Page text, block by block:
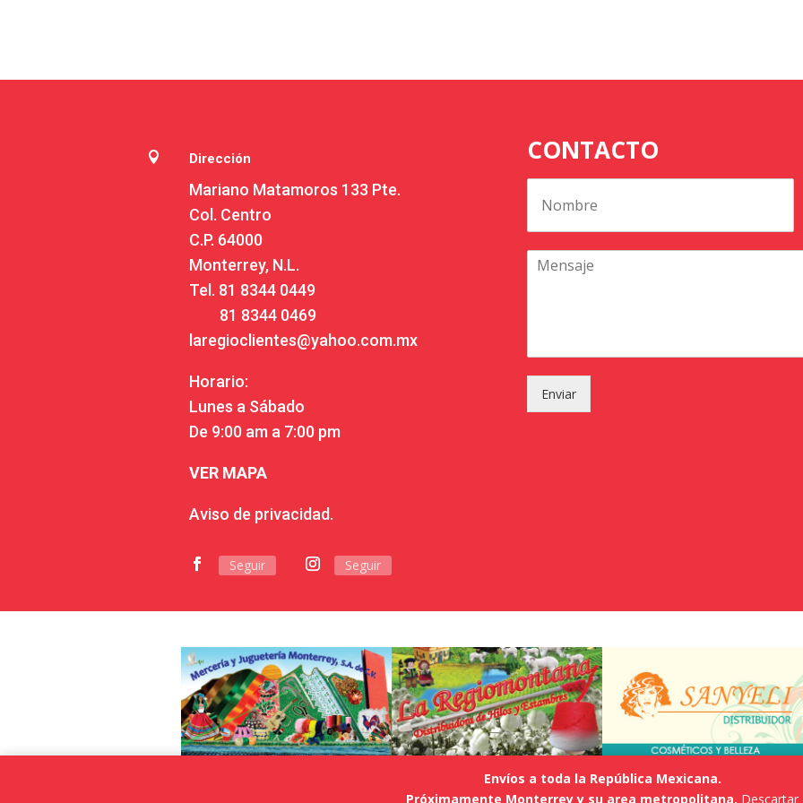
 Dirección
Mariano Matamoros 133 Pte.
Col. Centro
C.P. 64000
Monterrey, N.L.
Tel. 81 8344 0449
81 8344 0469
laregioclientes@yahoo.com.mx
Horario:
Lunes a Sábado
De 9:00 am a 7:00 pm
VER MAPA
Aviso de privacidad.
Seguir Seguir
CONTACTO
Enviar
Envíos a toda la República Mexicana.
Próximamente Monterrey y su area metropolitana. Descartar